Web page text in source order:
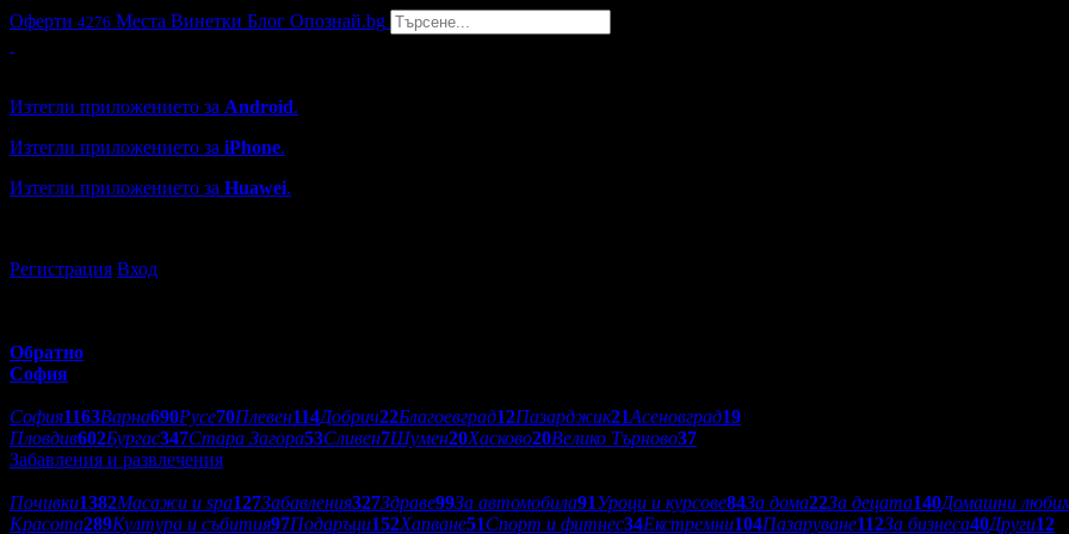
Оферти 4276 Места Винетки Блог Опознай.bg
Изтегли приложението за Android.
Изтегли приложението за iPhone.
Изтегли приложението за Huawei.
Регистрация Вход
Обратно
София
София1163Варна690Русе70Плевен114Добрич22Благоевград12Пазарджик21Асеновград19
Пловдив602Бургас347Стара Загора53Сливен7Шумен20Хасково20Велико Търново37
Забавления и развлечения
Почивки1382Масажи и spa127Забавления327Здраве99За автомобила91Уроци и курсове84За дома22За децата140Домашни
Красота289Култура и събития97Подаръци152Хапване51Спорт и фитнес34Екстремни104Пазаруване112За бизнеса40Други12